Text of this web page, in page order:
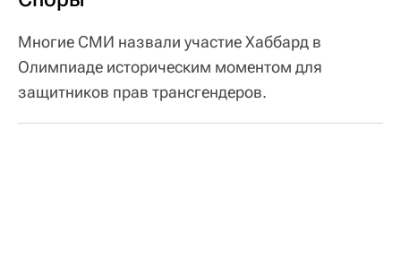
Многие СМИ назвали участие Хаббард в
Олимпиаде историческим моментом для
защитников прав трансгендеров.